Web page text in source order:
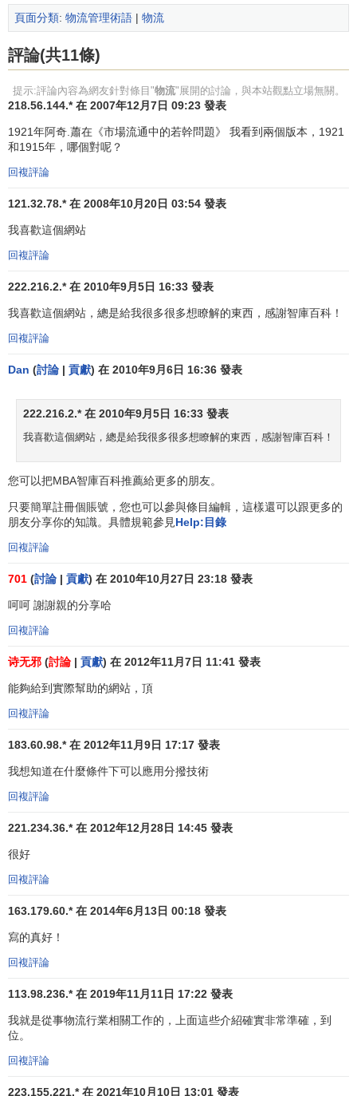
產生附加價值。這裡，Market Distribution指的是
在第一次世界大戰的1918年，英國猶尼里佛的利費哈姆
勛爵成立了即時送貨股份有限公司。其公司宗旨是在全國範
圍內把商品及時送到 批發商、零售商以及用戶的手中，這一
舉動被一些物流學者譽為有關物流活動的早期文獻記載。
30年代初，在一部關於
Supply）這一名詞，該書將市場營 銷定義為影響產品氖權轉
移和產品的實物流通活動。這裡，所說的所有權轉移是指商
1935年，美國銷售協會最早對物流進行了定義：物流
務，與從生產地到消費 地點流動過程中伴隨的種種活動。
述語以前，日本把與商品實體有關的各項業務，統稱為流通
技術。1956年日本生產本部派出 流通技術專門考察團，由
稻田大學教授宇野正雄等一行7人去美國考察，弄清楚了日本
以往叫做流通技術的內容，相當於美國叫做Physical
Distribution（實物分配）的內容，從此便把流通技術按照美
國的簡稱，叫做P·D，P·D這個術語得到了廣泛的使用。
P·D·這一術語時說，比起來，叫做´P·D´不如叫做´物的流通
´更好。1965年，日本在政府文件中正式採用物的流通這個術
1981年，日本綜合研究所編著的《物流手冊》，對物流
造時間性、場所性價值的經濟活動。從物流的範疇來看，包
括：包裝、裝卸、保管、庫存管理
等諸種活動
我國開始使用物流一詞始於1979年（有人認為，
月，我國物資工作 者代表團赴日本參加第三屆國際物流會
議，回國後在考察報告中第一次引 用和使用物流這一述語。
但當時有一段小的曲折，當時商業部提出建立
立儲運中心。其實，
更廣的外延。而且物流是日本引用的漢語，物流作為實物流
。1988年臺灣也開始使用物流這一概念。 1989年4
月，第八屆國際物流會議在北京召開，物流一詞的使用日益
普遍。
2、現代物流（Logistics）
在第二次世界大戰期間，美國對軍火等進行的戰時供應
詞,對軍火的運輸、補給、屯駐等進行全面管理。從此，後勤
逐漸形成了單獨的學科，並不斷發展為後勤工程（
頁面分類: 物流管理術語 | 物流
評論(共11條)
提示:評論內容為網友針對條目"物流"展開的討論，與本站觀點立場無關。
218.56.144.* 在 2007年12月7日 09:23 發表
1921年阿奇.蕭在《市場流通中的若幹問題》 我看到兩個版本，1921
和1915年，哪個對呢？
回複評論
121.32.78.* 在 2008年10月20日 03:54 發表
我喜歡這個網站
回複評論
222.216.2.* 在 2010年9月5日 16:33 發表
我喜歡這個網站，總是給我很多很多想瞭解的東西，感謝智庫百科！
回複評論
Dan (討論 | 貢獻) 在 2010年9月6日 16:36 發表
222.216.2.* 在 2010年9月5日 16:33 發表
我喜歡這個網站，總是給我很多很多想瞭解的東西，感謝智庫百科！
您可以把MBA智庫百科推薦給更多的朋友。
只要簡單註冊個賬號，您也可以參與條目編輯，這樣還可以跟更多的
朋友分享你的知識。具體規範參見Help:目錄
回複評論
701 (討論 | 貢獻) 在 2010年10月27日 23:18 發表
呵呵 謝謝親的分享哈
回複評論
诗无邪 (討論 | 貢獻) 在 2012年11月7日 11:41 發表
能夠給到實際幫助的網站，頂
回複評論
183.60.98.* 在 2012年11月9日 17:17 發表
我想知道在什麼條件下可以應用分撥技術
回複評論
221.234.36.* 在 2012年12月28日 14:45 發表
很好
回複評論
163.179.60.* 在 2014年6月13日 00:18 發表
寫的真好！
回複評論
113.98.236.* 在 2019年11月11日 17:22 發表
我就是從事物流行業相關工作的，上面這些介紹確實非常準確，到
位。
回複評論
223.155.221.* 在 2021年10月10日 13:01 發表